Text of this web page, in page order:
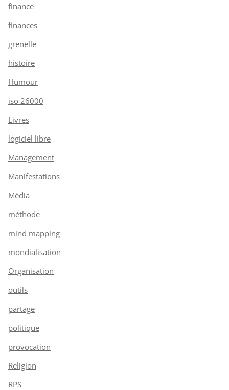
finance
finances
grenelle
histoire
Humour
iso 26000
Livres
logiciel libre
Management
Manifestations
Média
méthode
mind mapping
mondialisation
Organisation
outils
partage
politique
provocation
Religion
RPS